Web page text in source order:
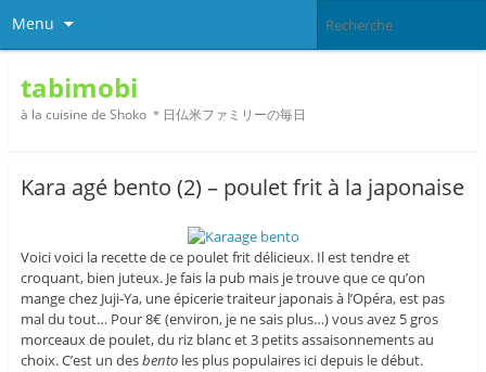
Menu
tabimobi
à la cuisine de Shoko ＊日仏米ファミリーの毎日
Kara agé bento (2) – poulet frit à la japonaise
Voici voici la recette de ce poulet frit délicieux. Il est tendre et
croquant, bien juteux. Je fais la pub mais je trouve que ce qu’on
mange chez Juji-Ya, une épicerie traiteur japonais à l’Opéra, est pas
mal du tout… Pour 8€ (environ, je ne sais plus…) vous avez 5 gros
morceaux de poulet, du riz blanc et 3 petits assaisonnements au
choix. C’est un desbentoles plus populaires ici depuis le début.